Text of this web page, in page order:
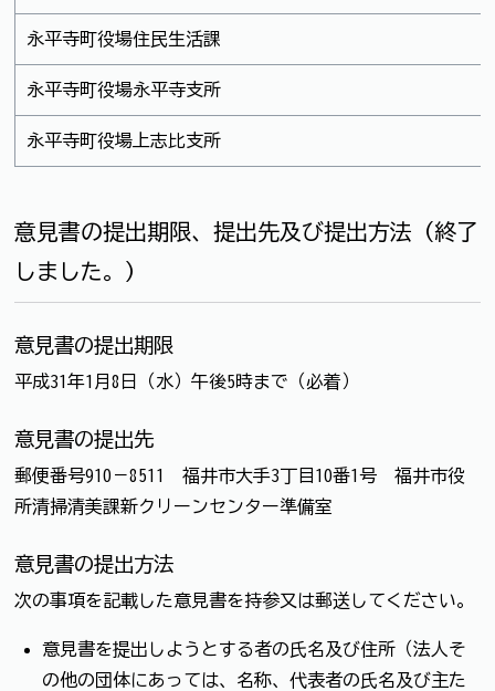
永平寺町役場住民生活課
永平寺町役場永平寺支所
永平寺町役場上志比支所
意見書の提出期限、提出先及び提出方法（終了
しました。）
意見書の提出期限
平成31年1月8日（水）午後5時まで（必着）
意見書の提出先
郵便番号910－8511 福井市大手3丁目10番1号 福井市役
所清掃清美課新クリーンセンター準備室
意見書の提出方法
次の事項を記載した意見書を持参又は郵送してください。
意見書を提出しようとする者の氏名及び住所（法人そ
の他の団体にあっては、名称、代表者の氏名及び主た